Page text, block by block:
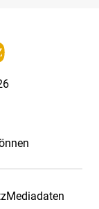
Mediadaten